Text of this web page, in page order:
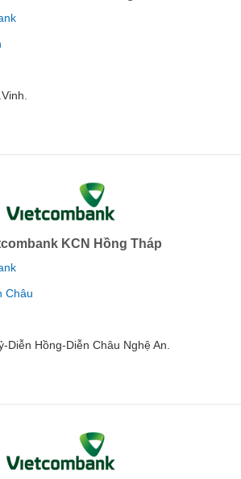
KCN Hồng Tháp
Châu
Diễn Hồng-Diễn Châu Nghệ An.